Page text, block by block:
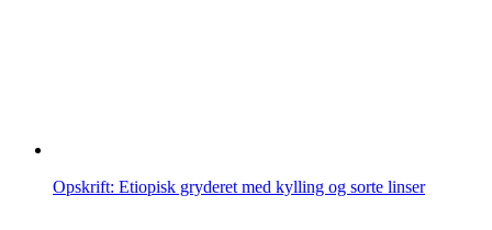
Opskrift: Etiopisk gryderet med kylling og sorte linser